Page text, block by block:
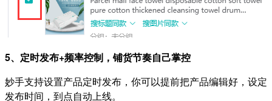
5、定时发布+频率控制，铺货节奏自己掌控
妙手支持设置产品定时发布，你可以提前把产品编辑好，设定
发布时间，到点自动上线。